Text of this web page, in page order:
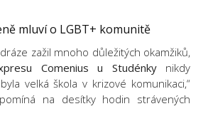
mluví o LGBT+ komunitě
zažil mnoho důležitých okamžiků,
Comenius u Studénkynikdy
velká škola v krizové komunikaci,“
na desítky hodin strávených